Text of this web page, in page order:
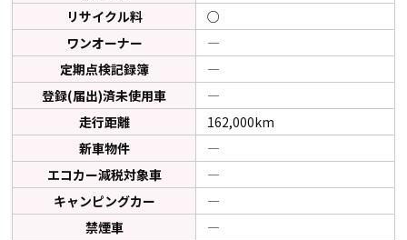
リサイクル料
○
ワンオーナー
―
定期点検記録簿
―
登録(届出)済未使用車
―
走行距離
162,000km
新車物件
―
エコカー減税対象車
―
キャンピングカー
―
禁煙車
―